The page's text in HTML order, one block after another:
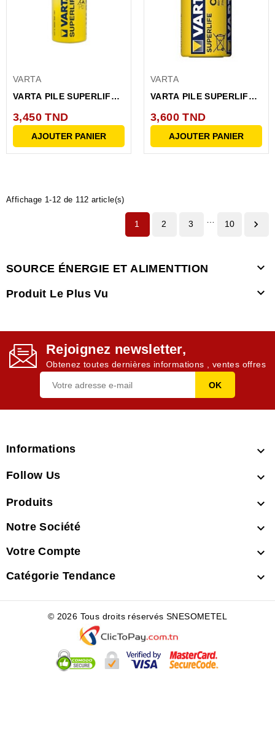
VARTA
VARTA PILE SUPERLIFE
3,450 TND
AJOUTER PANIER
VARTA
VARTA PILE SUPERLIFE
3,600 TND
AJOUTER PANIER
Affichage 1-12 de 112 article(s)
1 2 3 … 10 
SOURCE ÉNERGIE ET ALIMENTTION 
Produit Le Plus Vu 
Rejoignez newsletter,
Obtenez toutes dernières informations , ventes offres
Informations 
Follow Us 
Produits 
Notre Société 
Votre Compte 
Catégorie Tendance 
© 2026 Tous droits réservés SNESOMETEL